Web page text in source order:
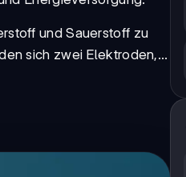
und Sauerstoff zu
sich zwei Elektroden,...